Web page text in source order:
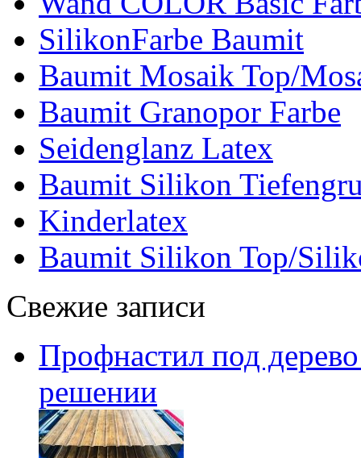
SilikonFarbe Baumit
Baumit Mosaik Top/
Baumit Granopor Farbe
Seidenglanz Latex
Baumit Silikon
Kinderlatex
Baumit Silikon Top/
Свежие записи
Профнастил под
решении